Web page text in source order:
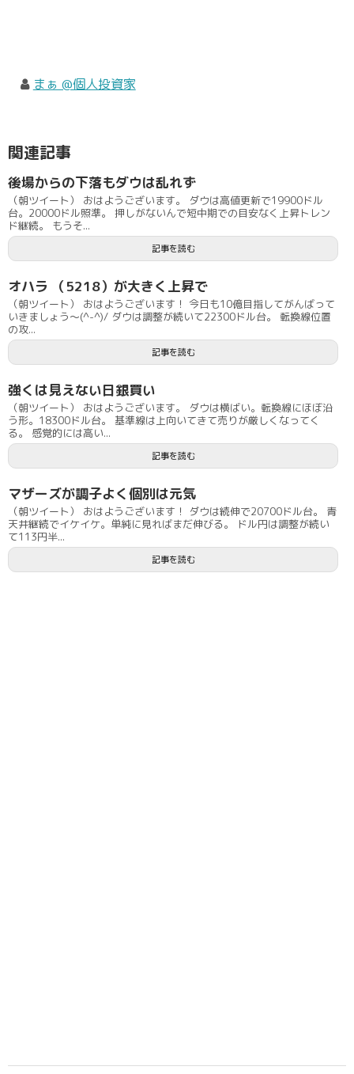
まぁ @個人投資家
関連記事
後場からの下落もダウは乱れず
（朝ツイート） おはようございます。 ダウは高値更新で19900ドル
台。20000ドル照準。 押しがないんで短中期での目安なく上昇トレン
ド継続。 もうそ...
記事を読む
オハラ （5218）が大きく上昇で
（朝ツイート） おはようございます！ 今日も10億目指してがんばって
いきましょう〜(^-^)/ ダウは調整が続いて22300ドル台。 転換線位置
の攻...
記事を読む
強くは見えない日銀買い
（朝ツイート） おはようございます。 ダウは横ばい。転換線にほぼ沿
う形。18300ドル台。 基準線は上向いてきて売りが厳しくなってく
る。 感覚的には高い...
記事を読む
マザーズが調子よく個別は元気
（朝ツイート） おはようございます！ ダウは続伸で20700ドル台。 青
天井継続でイケイケ。単純に見ればまだ伸びる。 ドル円は調整が続い
て113円半...
記事を読む